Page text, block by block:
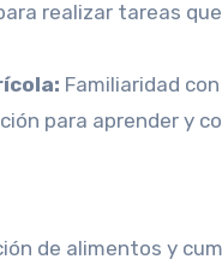
realizar tareas
Familiaridad
para aprender y
de alimentos y